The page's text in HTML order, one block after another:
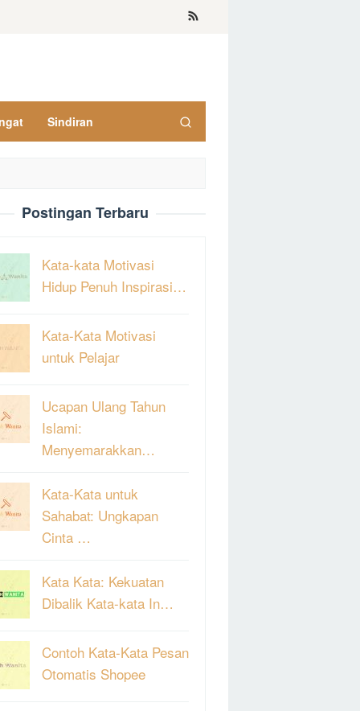
Sindiran
Postingan Terbaru
Kata-kata Motivasi
Hidup Penuh Inspirasi…
Kata-Kata Motivasi
untuk Pelajar
Ucapan Ulang Tahun
Islami:
Menyemarakkan…
Kata-Kata untuk
Sahabat: Ungkapan
Cinta …
Kata Kata: Kekuatan
Dibalik Kata-kata In…
Contoh Kata-Kata Pesan
Otomatis Shopee